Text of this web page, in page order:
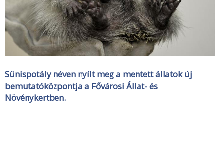
Sünispotály néven nyílt meg a mentett állatok új
bemutatóközpontja a Fővárosi Állat- és
Növénykertben.